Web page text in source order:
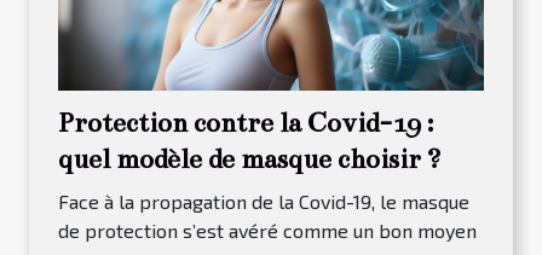
Protection contre la Covid-19 :
quel modèle de masque choisir ?
Face à la propagation de la Covid-19, le masque
de protection s’est avéré comme un bon moyen